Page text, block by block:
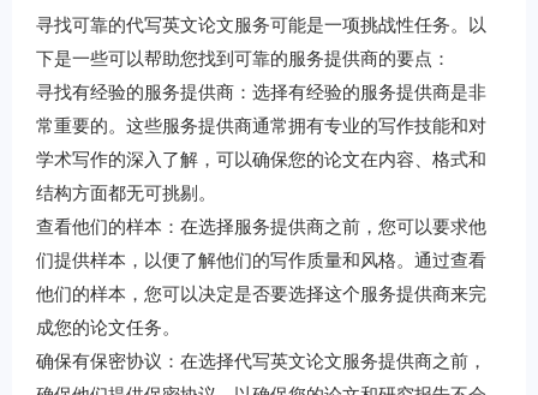
寻找可靠的代写英文论文服务可能是一项挑战性任务。以
下是一些可以帮助您找到可靠的服务提供商的要点：
寻找有经验的服务提供商：选择有经验的服务提供商是非
常重要的。这些服务提供商通常拥有专业的写作技能和对
学术写作的深入了解，可以确保您的论文在内容、格式和
结构方面都无可挑剔。
查看他们的样本：在选择服务提供商之前，您可以要求他
们提供样本，以便了解他们的写作质量和风格。通过查看
他们的样本，您可以决定是否要选择这个服务提供商来完
成您的论文任务。
确保有保密协议：在选择代写英文论文服务提供商之前，